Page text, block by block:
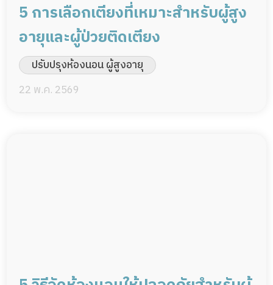
5 การเลือกเตียงที่เหมาะสำหรับผู้สูง
อายุและผู้ป่วยติดเตียง
ปรับปรุงห้องนอน ผู้สูงอายุ
22 พ.ค. 2569